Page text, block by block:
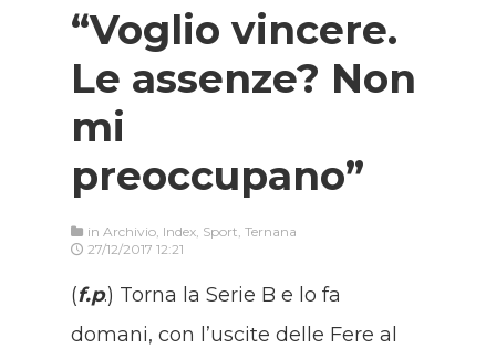
“Voglio vincere.
Le assenze? Non
mi
preoccupano”
in Archivio, Index, Sport, Ternana
27/12/2017 12:21
(f.p.) Torna la Serie B e lo fa
domani, con l’uscite delle Fere al